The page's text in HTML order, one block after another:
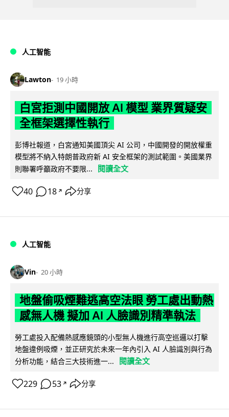
人工智能
Lawton 19 小時
白宮拒測中國開放 AI 模型 業界質疑安
全框架選擇性執行
彭博社報道，白宮通知美國頂尖 AI 公司，中國開發的開放權重
模型將不納入特朗普政府新 AI 安全框架的測試範圍。美國業界
則聯署呼籲政府不要限...
閱讀全文
40 18 ↗ 分享
人工智能
Vin 20 小時
地盤偷吸煙難逃高空法眼 勞工處出動熱
感無人機 擬加 AI 人臉識別精準執法
勞工處投入配備熱感應鏡頭的小型無人機進行高空巡邏以打擊
地盤違例吸煙，並正研究於未來一年內引入 AI 人臉識別與行為
分析功能，結合三大技術進一...
閱讀全文
229 53 ↗ 分享